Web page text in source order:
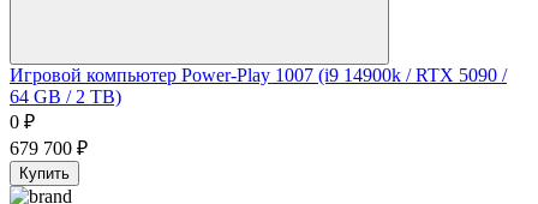
Игровой компьютер Power-Play 1007 (i9 14900k / RTX 5090 /
64 GB / 2 TB)
0 ₽
679 700 ₽
Купить